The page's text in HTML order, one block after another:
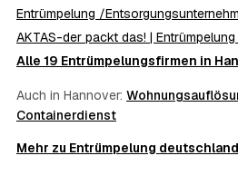
Der Festpreis deckt in der Regel
Ausräumen, Tragen und
fachgerechte Entsorgung ab —
besenreiner Übergabe. Es gibt
Wertgegenstände senken den
11
Was kostet die Anfrage
Die Anfrage ist kostenlos und
Entrümpelung /
AKTAS-der packt das! |
Alle 19 Entrümpelungsfirmen in
Auch in Hannover:
Containerdienst
Mehr zu Entrümpelung